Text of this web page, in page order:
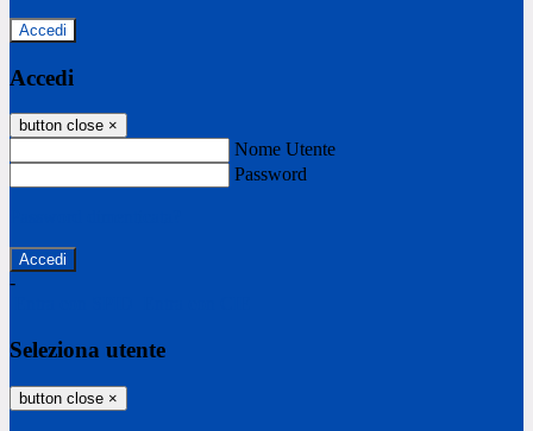
Accedi
Accedi
button close ×
Nome Utente
Password
-
Seleziona utente
button close ×